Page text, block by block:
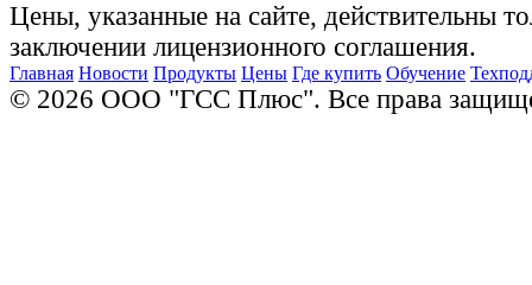
Цены, указанные на сайте, действительны
заключении лицензионного соглашения.
Главная Новости Продукты Цены Где купить Обучение
© 2026 ООО "ГСС Плюс". Все права